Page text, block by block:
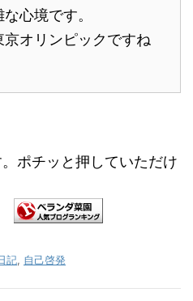
心境です。
オリンピックですね
ポチッと押していただけ
記, 自己啓発